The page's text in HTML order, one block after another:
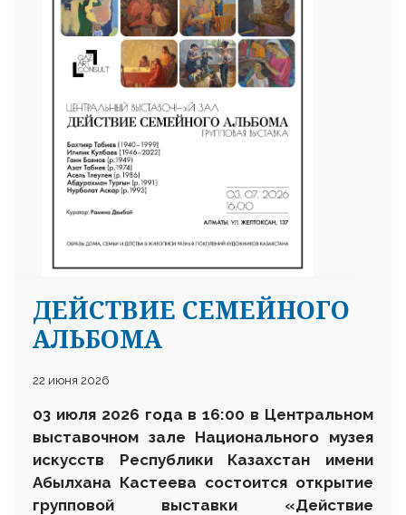
ДЕЙСТВИЕ СЕМЕЙНОГО
АЛЬБОМА
22 июня 2026
03 июля 2026 года в 16:00 в Центральном
выставочном зале Национального музея
искусств Республики Казахстан имени
Абылхана Кастеева состоится открытие
групповой выставки «Действие